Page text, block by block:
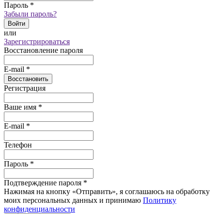
Пароль *
Забыли пароль?
Войти
или
Зарегистрироваться
Восстановление пароля
E-mail *
Восстановить
Регистрация
Ваше имя *
E-mail *
Телефон
Пароль *
Подтверждение пароля *
Нажимая на кнопку «Отправить», я соглашаюсь на обработку
моих персональных данных и принимаю Политику
конфиденциальности